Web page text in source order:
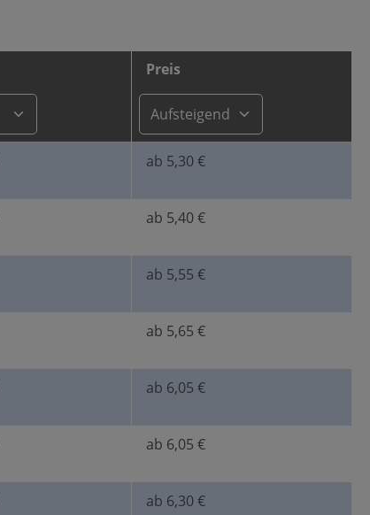
Preis
ab 5,30 €
ab 5,40 €
ab 5,55 €
ab 5,65 €
ab 6,05 €
ab 6,05 €
ab 6,30 €